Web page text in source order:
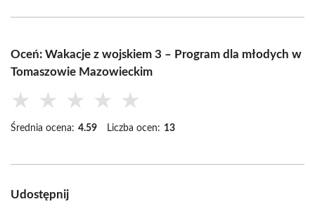
Oceń: Wakacje z wojskiem 3 – Program dla młodych w
Tomaszowie Mazowieckim
★ ★ ★ ★ ★
Średnia ocena: 4.59 Liczba ocen: 13
Udostępnij